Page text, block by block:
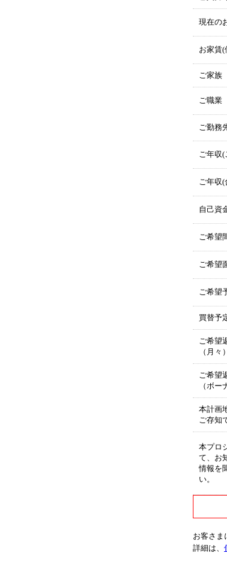
現在の
お家賃(
ご家族
ご職業
ご勤務
ご年収(
ご年収(
自己資
ご希望
ご希望
ご希望
買替予
ご希望
（月々）
ご希望
（ボー
本計画
ご存知
本プロ
て、お
情報を
い。
お客さま
詳細は、